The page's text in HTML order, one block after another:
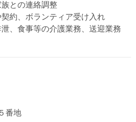
族との連絡調整
契約、ボランティア受け入れ
泄、食事等の介護業務、送迎業務
番地